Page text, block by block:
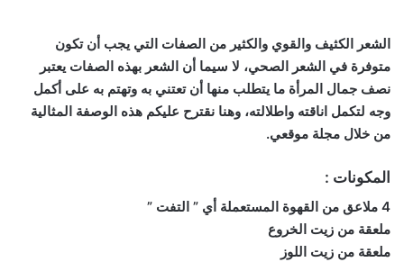
الشعر الكثيف والقوي والكثير من الصفات التي يجب أن تكون
متوفرة في الشعر الصحي، لا سيما أن الشعر بهذه الصفات يعتبر
نصف جمال المرأة ما يتطلب منها أن تعتني به وتهتم به على أكمل
وجه لتكمل اناقته واطلالته، وهنا نقترح عليكم هذه الوصفة المثالية
من خلال مجلة موقعي.
المكونات :
4 ملاعق من القهوة المستعملة أي ” التفت ”
ملعقة من زيت الخروع
ملعقة من زيت اللوز